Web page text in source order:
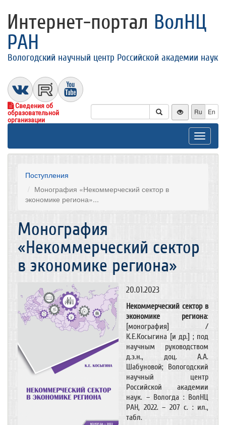
Интернет-портал ВолНЦ
РАН
Вологодский научный центр Российской академии наук
Сведения об
образовательной
организации
Ru En
Toggle
Поступления
Монография «Некоммерческий сектор в
экономике региона»...
Монография
«Некоммерческий сектор
в экономике региона»
20.01.2023
Некоммерческий сектор в
экономике региона:
[монография] /
К.Е.Косыгина [и др.] ; под
научным руководством
д.э.н., доц. А.А.
Шабуновой; Вологодский
научный центр
Российской академии
наук. – Вологда : ВолНЦ
РАН, 2022. – 207 с. : ил.,
табл.